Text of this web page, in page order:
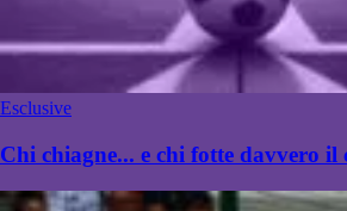
Esclusive
Chi chiagne... e chi fotte davvero il